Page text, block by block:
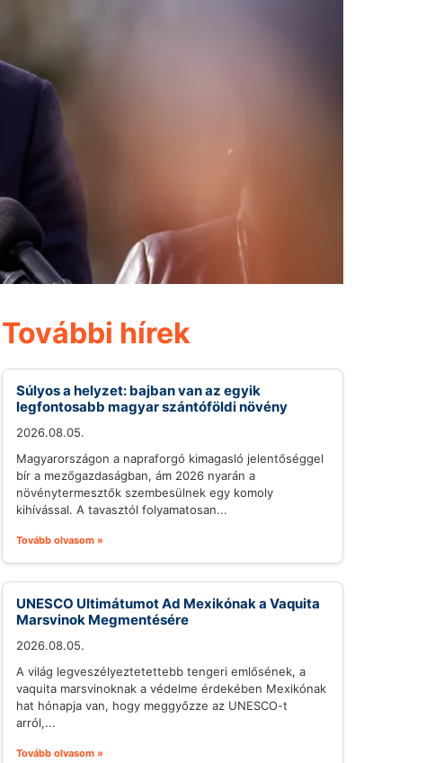
További hírek
Súlyos a helyzet: bajban van az egyik
legfontosabb magyar szántóföldi növény
2026.08.05.
Magyarországon a napraforgó kimagasló jelentőséggel
bír a mezőgazdaságban, ám 2026 nyarán a
növénytermesztők szembesülnek egy komoly
kihívással. A tavasztól folyamatosan...
Tovább olvasom »
UNESCO Ultimátumot Ad Mexikónak a Vaquita
Marsvinok Megmentésére
2026.08.05.
A világ legveszélyeztetettebb tengeri emlősének, a
vaquita marsvinoknak a védelme érdekében Mexikónak
hat hónapja van, hogy meggyőzze az UNESCO-t
arról,...
Tovább olvasom »